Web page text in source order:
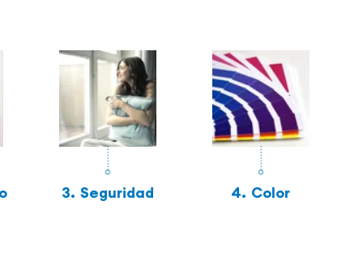
3. Seguridad 4. Color